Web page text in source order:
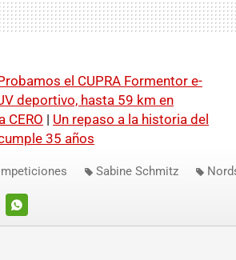
el CUPRA Formentor e-
deportivo, hasta 59 km en
CERO | Un repaso a la historia del
35 años
WHATSAPP
Sabine Schmitz